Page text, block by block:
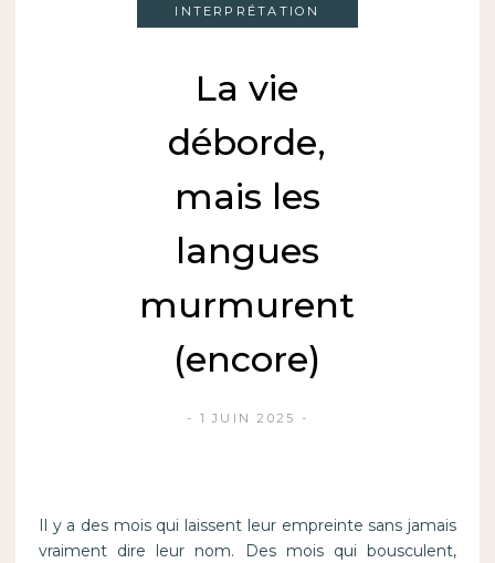
INTERPRÉTATION
La vie
déborde,
mais les
langues
murmurent
(encore)
1 JUIN 2025
Il y a des mois qui laissent leur empreinte sans jamais
vraiment dire leur nom. Des mois qui bousculent,